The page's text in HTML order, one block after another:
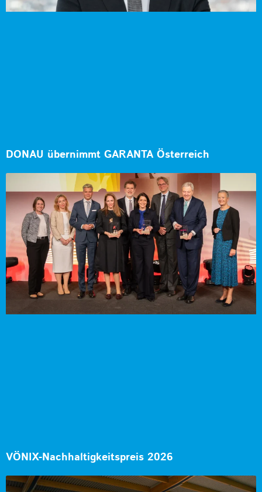
DONAU übernimmt GARANTA Österreich
VÖNIX-Nachhaltigkeitspreis 2026